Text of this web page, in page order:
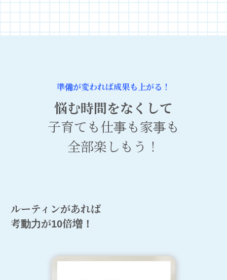
準備が変われば成果も上がる！
悩む時間をなくして
子育ても仕事も家事も
全部楽しもう！
ルーティンがあれば
考動力が10倍増！